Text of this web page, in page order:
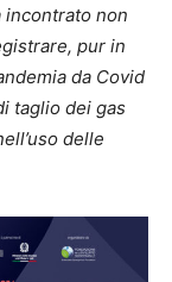
non
pur in
da Covid
taglio dei gas
delle